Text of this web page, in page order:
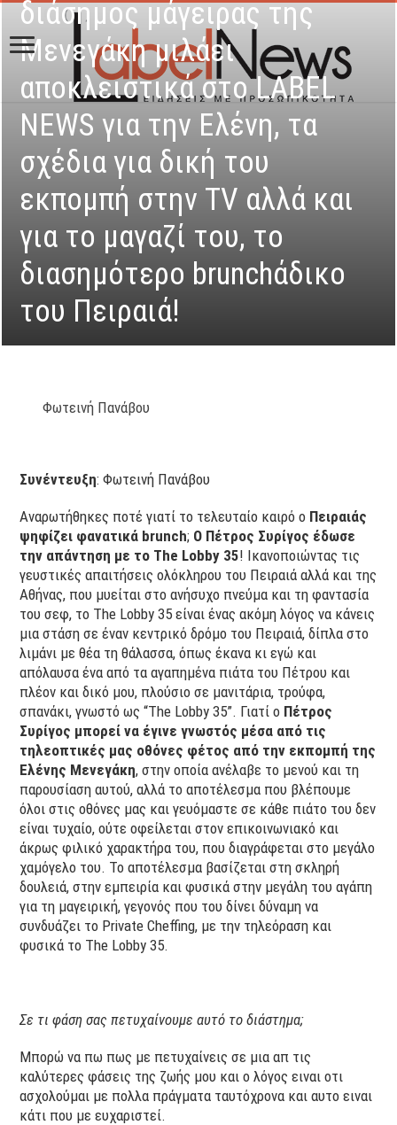
διάσημος μάγειρας της
Μενεγάκη μιλάει
αποκλειστικά στο LABEL
NEWS για την Ελένη, τα
σχέδια για δική του
εκπομπή στην TV αλλά και
για το μαγαζί του, το
διασημότερο brunchάδικο
του Πειραιά!
Φωτεινή Πανάβου
Συνέντευξη: Φωτεινή Πανάβου
Αναρωτήθηκες ποτέ γιατί το τελευταίο καιρό ο Πειραιάς
ψηφίζει φανατικά brunch; Ο Πέτρος Συρίγος έδωσε
την απάντηση με το The Lobby 35! Iκανοποιώντας τις
γευστικές απαιτήσεις ολόκληρου του Πειραιά αλλά και της
Αθήνας, που μυείται στο ανήσυχο πνεύμα και τη φαντασία
του σεφ, το The Lobby 35 είναι ένας ακόμη λόγος να κάνεις
μια στάση σε έναν κεντρικό δρόμο του Πειραιά, δίπλα στο
λιμάνι με θέα τη θάλασσα, όπως έκανα κι εγώ και
απόλαυσα ένα από τα αγαπημένα πιάτα του Πέτρου και
πλέον και δικό μου, πλούσιο σε μανιτάρια, τρούφα,
σπανάκι, γνωστό ως “The Lobby 35”. Γιατί ο Πέτρος
Συρίγος μπορεί να έγινε γνωστός μέσα από τις
τηλεοπτικές μας οθόνες φέτος από την εκπομπή της
Ελένης Μενεγάκη, στην οποία ανέλαβε το μενού και τη
παρουσίαση αυτού, αλλά το αποτέλεσμα που βλέπουμε
όλοι στις οθόνες μας και γευόμαστε σε κάθε πιάτο του δεν
είναι τυχαίο, ούτε οφείλεται στον επικοινωνιακό και
άκρως φιλικό χαρακτήρα του, που διαγράφεται στο μεγάλο
χαμόγελο του. Το αποτέλεσμα βασίζεται στη σκληρή
δουλειά, στην εμπειρία και φυσικά στην μεγάλη του αγάπη
για τη μαγειρική, γεγονός που του δίνει δύναμη να
συνδυάζει το Private Cheffing, με την τηλεόραση και
φυσικά το The Lobby 35.
Σε τι φάση σας πετυχαίνουμε αυτό το διάστημα;
Μπορώ να πω πως με πετυχαίνεις σε μια απ τις
καλύτερες φάσεις της ζωής μου και ο λόγος ειναι οτι
ασχολούμαι με πολλα πράγματα ταυτόχρονα και αυτο ειναι
κάτι που με ευχαριστεί.